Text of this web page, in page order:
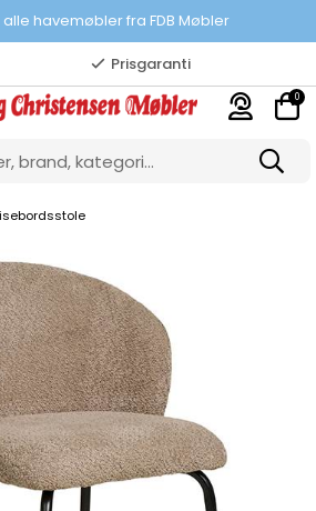
alle havemøbler fra FDB Møbler
100% danskejet webshop
Prisgaranti
10.000 m2 showroom
Gratis & gode parkeringsforhold
0